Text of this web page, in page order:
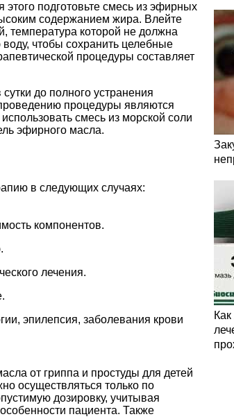
подготовьте смесь из эфирных
содержанием жира. Влейте
температура которой не должна
чтобы сохранить целебные
процедуры составляет
до полного устранения
процедуры являются
смесь из морской соли
эфирного масла.
в следующих случаях:
компонентов.
лечения.
эпилепсия, заболевания крови
от гриппа и простуды для детей
осуществляться только по
дозировку, учитывая
пациента. Также